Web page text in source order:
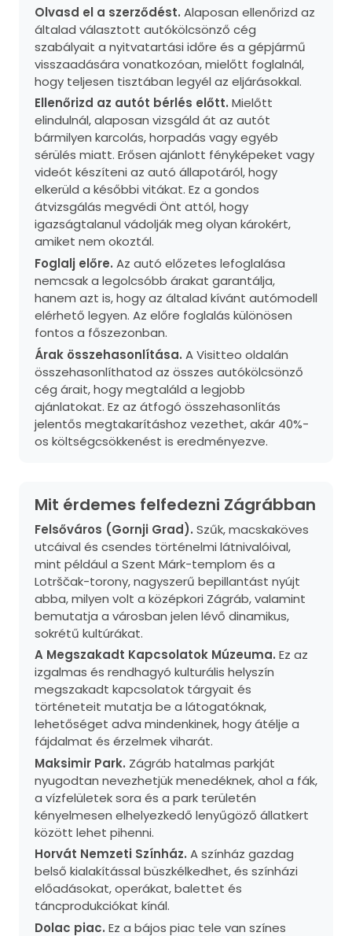
Olvasd el a szerződést. Alaposan ellenőrizd az
általad választott autókölcsönző cég
szabályait a nyitvatartási időre és a gépjármű
visszaadására vonatkozóan, mielőtt foglalnál,
hogy teljesen tisztában legyél az eljárásokkal.
Ellenőrizd az autót bérlés előtt. Mielőtt
elindulnál, alaposan vizsgáld át az autót
bármilyen karcolás, horpadás vagy egyéb
sérülés miatt. Erősen ajánlott fényképeket vagy
videót készíteni az autó állapotáról, hogy
elkerüld a későbbi vitákat. Ez a gondos
átvizsgálás megvédi Önt attól, hogy
igazságtalanul vádolják meg olyan károkért,
amiket nem okoztál.
Foglalj előre. Az autó előzetes lefoglalása
nemcsak a legolcsóbb árakat garantálja,
hanem azt is, hogy az általad kívánt autómodell
elérhető legyen. Az előre foglalás különösen
fontos a főszezonban.
Árak összehasonlítása. A Visitteo oldalán
összehasonlíthatod az összes autókölcsönző
cég árait, hogy megtaláld a legjobb
ajánlatokat. Ez az átfogó összehasonlítás
jelentős megtakarításhoz vezethet, akár 40%-
os költségcsökkenést is eredményezve.
Mit érdemes felfedezni Zágrábban
Felsőváros (Gornji Grad). Szűk, macskaköves
utcáival és csendes történelmi látnivalóival,
mint például a Szent Márk-templom és a
Lotrščak-torony, nagyszerű bepillantást nyújt
abba, milyen volt a középkori Zágráb, valamint
bemutatja a városban jelen lévő dinamikus,
sokrétű kultúrákat.
A Megszakadt Kapcsolatok Múzeuma. Ez az
izgalmas és rendhagyó kulturális helyszín
megszakadt kapcsolatok tárgyait és
történeteit mutatja be a látogatóknak,
lehetőséget adva mindenkinek, hogy átélje a
fájdalmat és érzelmek viharát.
Maksimir Park. Zágráb hatalmas parkját
nyugodtan nevezhetjük menedéknek, ahol a fák,
a vízfelületek sora és a park területén
kényelmesen elhelyezkedő lenyűgöző állatkert
között lehet pihenni.
Horvát Nemzeti Színház. A színház gazdag
belső kialakítással büszkélkedhet, és színházi
előadásokat, operákat, balettet és
táncprodukciókat kínál.
Dolac piac. Ez a bájos piac tele van színes